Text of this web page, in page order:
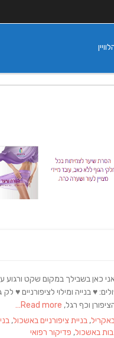
בשבילך במקום שקט ורגוע עם
בנייה ומילוי לציפורניים ♥ לק
וכף רגל,
באקריל, בניית ציפורניים באשכול,
באשכול, פדיקור רפואי